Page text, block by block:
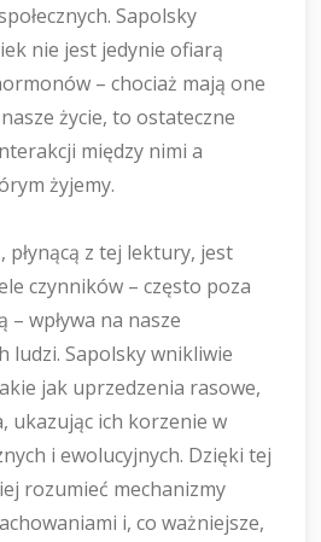
Sapolsky
nie jest jedynie ofiarą
– chociaż mają one
życie, to ostateczne
między nimi a
żyjemy.
płynącą z tej lektury, jest
czynników – często poza
– wpływa na nasze
ludzi. Sapolsky wnikliwie
jak uprzedzenia rasowe,
ukazując ich korzenie w
i ewolucyjnych. Dzięki tej
rozumieć mechanizmy
i, co ważniejsze,